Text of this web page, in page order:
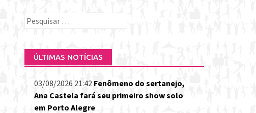
Pesquisar
ÚLTIMAS NOTÍCIAS
03/08/2026 21:42 Fenômeno do sertanejo,
Ana Castela fará seu primeiro show solo
em Porto Alegre